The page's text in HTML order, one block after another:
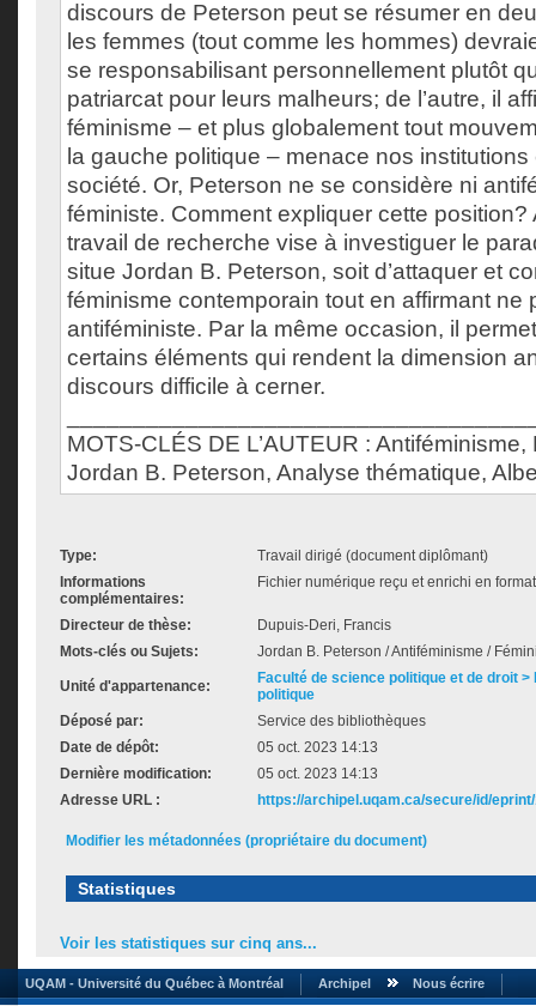
discours de Peterson peut se résumer en
les femmes (tout comme les hommes)
se responsabilisant personnellement plutôt
patriarcat pour leurs malheurs; de l’autre, il
féminisme – et plus globalement tout
la gauche politique – menace nos
société. Or, Peterson ne se considère ni
féministe. Comment expliquer cette position?
travail de recherche vise à investiguer le
situe Jordan B. Peterson, soit d’attaquer et
féminisme contemporain tout en affirmant ne
antiféministe. Par la même occasion, il
certains éléments qui rendent la dimension
discours difficile à cerner.
MOTS-CLÉS DE L’AUTEUR :
Jordan B. Peterson, Analyse thématique,
Type:
Travail dirigé (document diplômant)
Informations
complémentaires:
Fichier numérique reçu et enrichi en
Directeur de thèse:
Dupuis-Deri, Francis
Mots-clés ou Sujets:
Jordan B. Peterson / Antiféminisme /
Unité d'appartenance:
Faculté de science politique et de droit
politique
Déposé par:
Service des bibliothèques
Date de dépôt:
05 oct. 2023 14:13
Dernière modification:
05 oct. 2023 14:13
Adresse URL :
https://archipel.uqam.ca/secure/id/
Modifier les métadonnées (propriétaire du document)
Statistiques
Voir les statistiques sur cinq ans...
UQAM - Université du Québec à Montréal Archipel Nous écrire